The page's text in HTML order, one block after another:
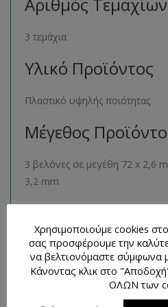
3 τεμάχια
Υλικό Προϊόντος
Πλαστικό υψηλής ποιότητας
Μέγεθος
3 βελόνες σε μεγέθη 72 x 2,6
3,2 mm
Μπορείτε να βρείτε πολλά
κατηγορίας στο ηλεκτρονικό
ακολουθώντας τον σύνδεσμο
Χρησιμοποιούμε cookies
σας προσφέρουμε την
να βελτιονόμαστε σύμφωνα
Κάνοντας κλικ στο
ΟΛΩΝ των